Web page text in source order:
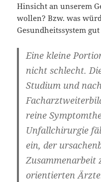
Hinsicht an unserem
wollen? Bzw. was
Gesundheitssystem
Eine kleine
nicht schlecht.
Studium und
reine
Unfallchirurgie
ein, der
Zusammenarbeit
orientierten